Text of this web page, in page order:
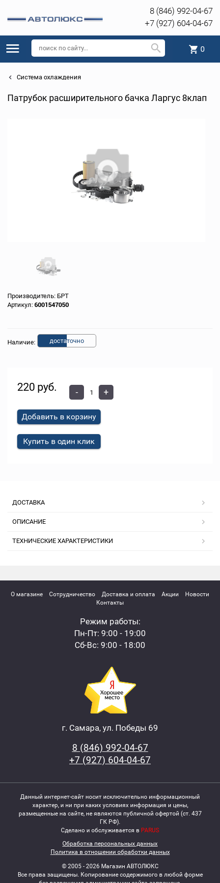
8 (846) 992-04-67
+7 (927) 604-04-67
0
Система охлаждения
Патрубок расширительного бачка Ларгус 8клап
Производитель: БРТ
Артикул: 6001547050
Наличие: достаточно
220 руб. - +
Добавить в корзину
Купить в один клик
ДОСТАВКА
ОПИСАНИЕ
ТЕХНИЧЕСКИЕ ХАРАКТЕРИСТИКИ
О магазине Сотрудничество Доставка и оплата Акции
Новости
Контакты
Режим работы:
Пн-Пт: 9:00 - 19:00
Сб-Вс: 9:00 - 18:00
г. Самара, ул. Победы 69
8 (846) 992-04-67
+7 (927) 604-04-67
Данный интернет-сайт носит исключительно информационный
характер, и ни при каких условиях информация и цены,
размещенные на сайте, не являются публичной офертой (ст. 437
ГК РФ).
Сделано и обслуживается в PARUS
Обработка персональных данных
Политика в отношении обработки данных
© 2005 - 2026 Магазин АВТОЛЮКС
Все права защищены. Копирование содержимого в любой форме